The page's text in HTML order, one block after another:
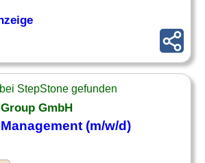
StepStone gefunden
GmbH
(m/w/d)